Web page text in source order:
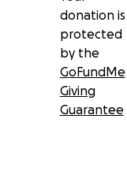
Boxerküsschen -
donation is
protected
by the
GoFundMe
Giving
Guarantee